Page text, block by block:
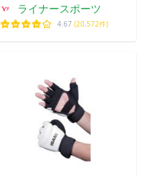
ライナースポーツ
4.67 (20,572件)